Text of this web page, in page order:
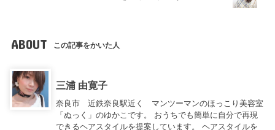
ABOUT この記事をかいた人
三浦 由寛子
奈良市 近鉄奈良駅近く マンツーマンのほっこり美容室
「ぬっく」のゆかこです。 おうちでも簡単に自分で再現
できるヘアスタイルを提案しています。 ヘアスタイルを